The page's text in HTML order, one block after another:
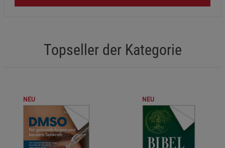
Topseller der Kategorie
NEU NEU